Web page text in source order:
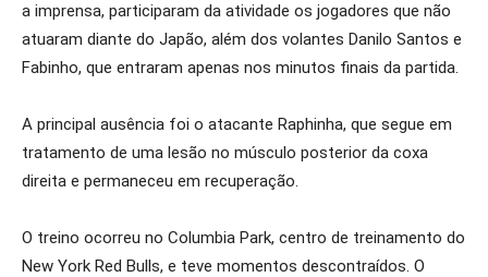
a imprensa, participaram da atividade os jogadores que não
atuaram diante do Japão, além dos volantes Danilo Santos e
Fabinho, que entraram apenas nos minutos finais da partida.
A principal ausência foi o atacante Raphinha, que segue em
tratamento de uma lesão no músculo posterior da coxa
direita e permaneceu em recuperação.
O treino ocorreu no Columbia Park, centro de treinamento do
New York Red Bulls, e teve momentos descontraídos. O